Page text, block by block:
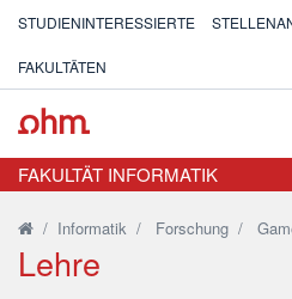
STUDIENINTERESSIERTE
FAKULTÄTEN
FAKULTÄT INFORMATIK
/ Informatik / Forschung /
Lehre